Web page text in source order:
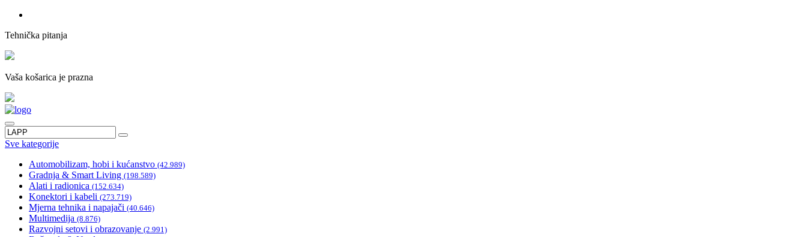
Tehnička pitanja
Vaša košarica je prazna
Sve kategorije
Automobilizam, hobi i kućanstvo (42.989)
Gradnja & Smart Living (198.589)
Alati i radionica (152.634)
Konektori i kabeli (273.719)
Mjerna tehnika i napajači (40.646)
Multimedija (8.876)
Razvojni setovi i obrazovanje (2.991)